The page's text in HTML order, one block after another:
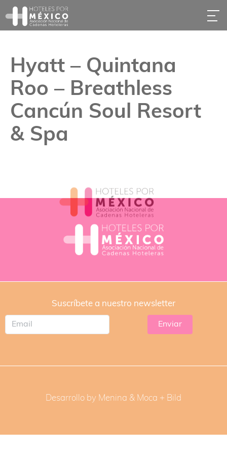
Hyatt – Quintana
Roo – Breathless
Cancún Soul Resort
& Spa
Suscríbete a nuestro newsletter
Desarrollo by Menina & Moca + Bild